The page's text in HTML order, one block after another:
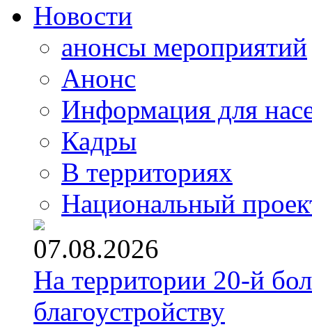
Новости
анонсы мероприятий
Анонс
Информация для
Кадры
В территориях
Национальный
07.08.2026
На территории 20-й
благоустройству